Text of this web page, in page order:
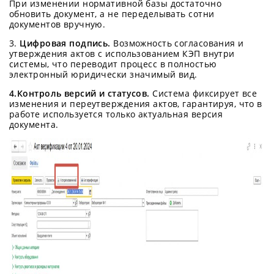
При изменении нормативной базы достаточно
обновить документ, а не переделывать сотни
документов вручную.
3. Цифровая подпись. Возможность согласования и
утверждения актов с использованием КЭП внутри
системы, что переводит процесс в полностью
электронный юридически значимый вид.
4.Контроль версий и статусов. Система фиксирует все
изменения и переутверждения актов, гарантируя, что в
работе используется только актуальная версия
документа.